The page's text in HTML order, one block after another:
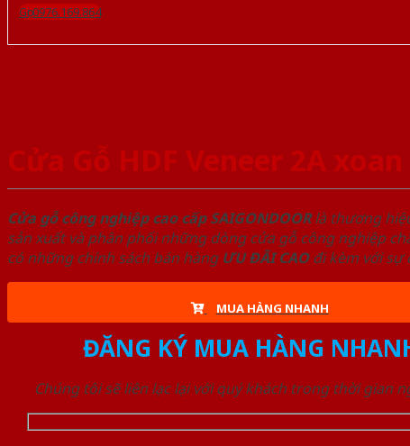
Gọi 0976.169.864
Cửa Gỗ HDF Veneer 2A
Cửa gỗ công nghiệp cao cấp SAIGONDOORlà thương
sản xuất và phân phối những dòng cửa gỗ công nghiệp
có những chính sách bán hàng ƯU ĐÃI CAOđi kèm với sự
MUA HÀNG NHANH
ĐĂNG KÝ MUA HÀNG
Chúng tôi sẽ liên lạc lại với quý khách trong thời gian